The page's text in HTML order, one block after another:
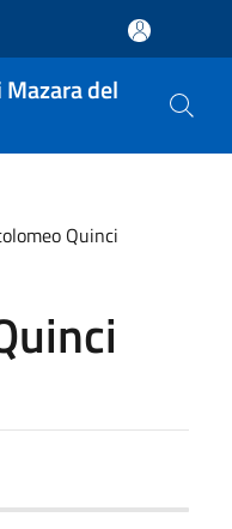
del
Quinci